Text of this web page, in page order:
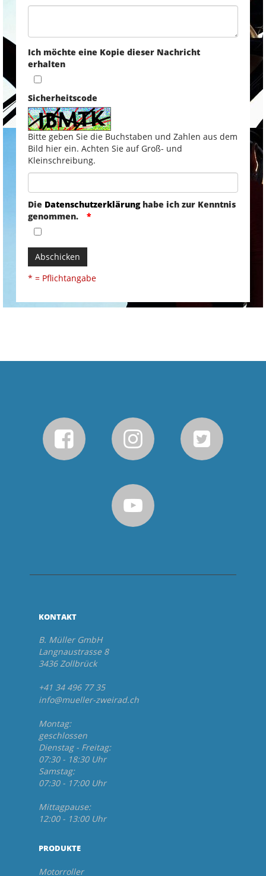
Ich möchte eine Kopie dieser Nachricht
erhalten
Sicherheitscode
Bitte geben Sie die Buchstaben und Zahlen aus dem
Bild hier ein. Achten Sie auf Groß- und
Kleinschreibung.
Die Datenschutzerklärunghabe ich zur Kenntnis
genommen.
Abschicken
* = Pflichtangabe
KONTAKT
B. Müller GmbH
Langnaustrasse 8
3436 Zollbrück
+41 34 496 77 35
info@mueller-zweirad.ch
Montag:
geschlossen
Dienstag - Freitag:
07:30 - 18:30 Uhr
Samstag:
07:30 - 17:00 Uhr
Mittagpause:
12:00 - 13:00 Uhr
PRODUKTE
Motorroller